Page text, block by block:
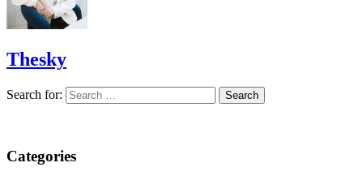
Thesky
Search for:
Categories